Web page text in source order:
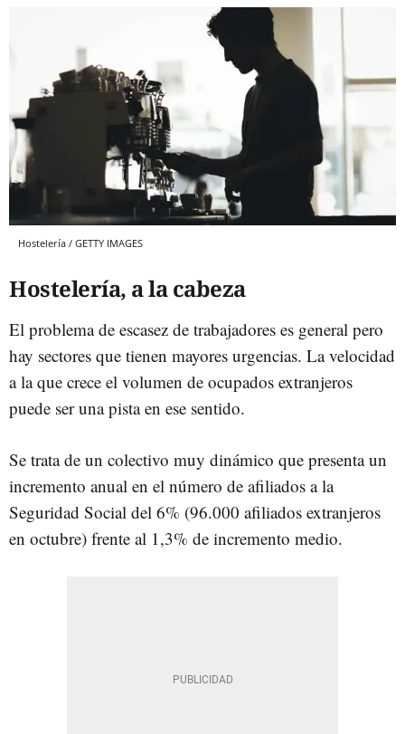
Hostelería / GETTY IMAGES
Hostelería, a la cabeza
El problema de escasez de trabajadores es general pero
hay sectores que tienen mayores urgencias. La velocidad
a la que crece el volumen de ocupados extranjeros
puede ser una pista en ese sentido.
Se trata de un colectivo muy dinámico que presenta un
incremento anual en el número de afiliados a la
Seguridad Social del 6% (96.000 afiliados extranjeros
en octubre) frente al 1,3% de incremento medio.